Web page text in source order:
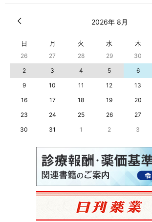
2026年 8月
日 月 火 水 木
26 27 28 29 30
2
3 4 5 6
9
10 11 12 13
16
17 18 19 20
23
24 25 26 27
30
31 1 2 3